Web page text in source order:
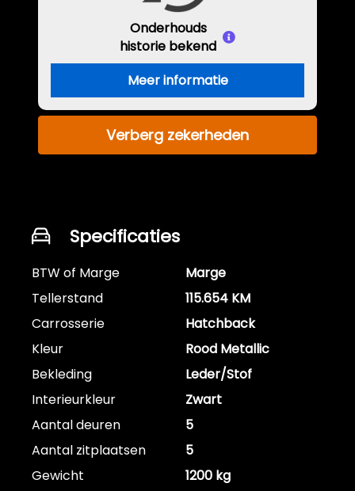
Onderhouds
historie bekend
Meer informatie
Verberg zekerheden
Specificaties
BTW of Marge
Marge
Tellerstand
115.654 KM
Carrosserie
Hatchback
Kleur
Rood Metallic
Bekleding
Leder/Stof
Interieurkleur
Zwart
Aantal deuren
5
Aantal zitplaatsen
5
Gewicht
1200 kg